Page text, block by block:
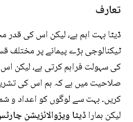
تعارف
ڈیٹا بہت اہم ہے، لیکن اس کی قدر
ٹیکنالوجی بڑے پیمانے پر مختلف
کی سہولت فراہم کرتی ہے، لیکن
صلاحیت میں ہے کہ ہم اس کی
کریں۔ بہت سے لوگوں کو اعداد و
لیکن ہماراڈیٹا ویژوالائزیشن